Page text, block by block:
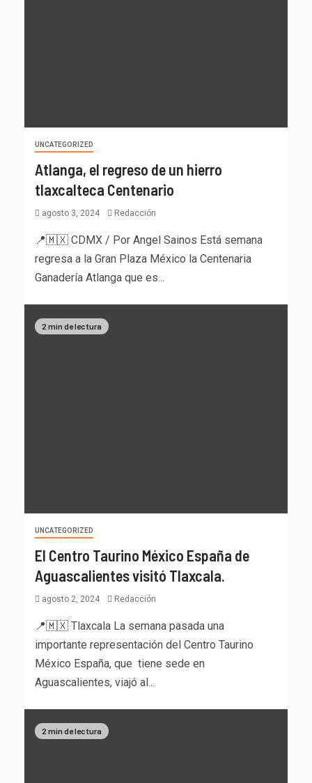
UNCATEGORIZED
Atlanga, el regreso de un hierro
tlaxcalteca Centenario
agosto 3, 2024 Redacción
📍🇲🇽 CDMX / Por Angel Sainos Está semana
regresa a la Gran Plaza México la Centenaria
Ganadería Atlanga que es...
2 min de lectura
UNCATEGORIZED
El Centro Taurino México España de
Aguascalientes visitó Tlaxcala.
agosto 2, 2024 Redacción
📍🇲🇽 Tlaxcala La semana pasada una
importante representación del Centro Taurino
México España, que tiene sede en
Aguascalientes, viajó al...
2 min de lectura